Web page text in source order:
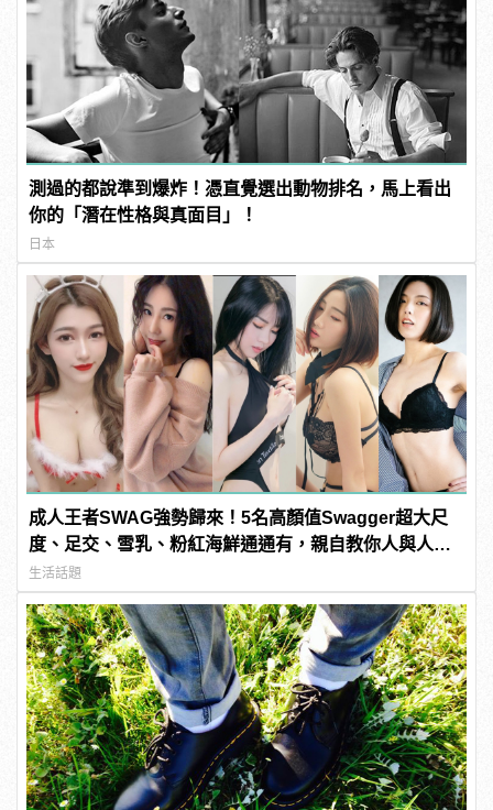
測過的都說準到爆炸！憑直覺選出動物排名，馬上看出
你的「潛在性格與真面目」！
日本
成人王者SWAG強勢歸來！5名高顏值Swagger超大尺
度、足交、雪乳、粉紅海鮮通通有，親自教你人與人的
連結！ | manfashion這樣變型男
生活話題